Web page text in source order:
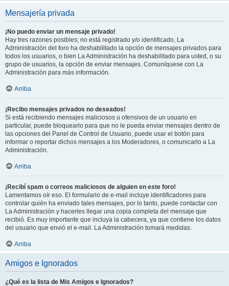
Mensajería privada
¡No puedo enviar un mensaje privado!
Hay tres razones posibles; no está registrado y/o identificado, La
Administración del foro ha deshabilitado la opción de mensajes privados para
todos los usuarios, o bien La Administración ha deshabilitado para usted, o su
grupo de usuarios, la opción de enviar mensajes. Comuníquese con La
Administración para más información.
Arriba
¡Recibo mensajes privados no deseados!
Si está recibiendo mensajes maliciosos u ofensivos de un usuario en
particular, puede bloquearlo para que no le pueda enviar mensajes dentro de
las opciones del Panel de Control de Usuario, puede usar el botón para
informar o reportar dichos mensajes a los Moderadores, o comunicarlo a La
Administración.
Arriba
¡Recibí spam o correos maliciosos de alguien en este foro!
Lamentamos oír eso. El formulario de e-mail incluye identificadores para
controlar quién ha enviado tales mensajes, por lo tanto, puede contactar con
La Administración y hacerles llegar una copia completa del mensaje que
recibió. Es muy importante que incluya la cabecera, ya que contiene los datos
del usuario que envió el e-mail. La Administración tomará medidas.
Arriba
Amigos e Ignorados
¿Qué es la lista de Mis Amigos e Ignorados?